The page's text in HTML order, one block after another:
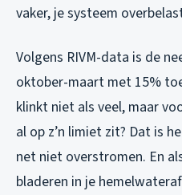
vaker, je systeem
Volgens RIVM-data is de
oktober-maart met 15%
klinkt niet als veel, maar
al op z’n limiet zit? Dat is
net niet overstromen. En
bladeren in je